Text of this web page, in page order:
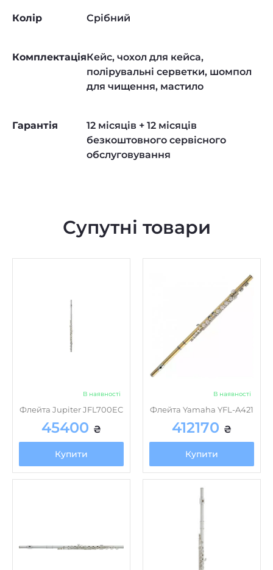
Колір Срібний
КомплектаціяКейс, чохол для кейса,
полірувальні серветки, шомпол
для чищення, мастило
Гарантія
12 місяців + 12 місяців
безкоштовного сервісного
обслуговування
Супутні товари
В наявності
Флейта Jupiter JFL700EC
45400 ₴
Купити
В наявності
Флейта Yamaha YFL-A421
412170 ₴
Купити